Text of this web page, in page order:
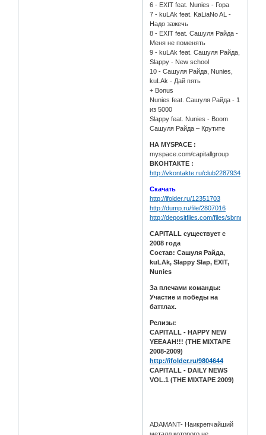
6 - EXIT feat. Nunies - Гора
7 - kuLAk feat. KaLiaNo AL -
Надо зажечь
8 - EXIT feat. Сашуля Райда -
Меня не поменять
9 - kuLAk feat. Сашуля Райда,
Slappy - New school
10 - Сашуля Райда, Nunies,
kuLAk - Дай пять
+ Bonus
Nunies feat. Сашуля Райда - 1
из 5000
Slappy feat. Nunies - Boom
Сашуля Райда – Крутите
НА MYSPACE :
myspace.com/capitallgroup
ВКОНТАКТЕ :
http://vkontakte.ru/club2287934
Скачать
http://ifolder.ru/12351703
http://dump.ru/file/2807016
http://depositfiles.com/files/sbrnrcswi
CAPITALL существует с
2008 года
Состав: Сашуля Райда,
kuLAk, Slappy Slap, EXIT,
Nunies
За плечами команды:
Участие и победы на
баттлах.
Релизы:
CAPITALL - HAPPY NEW
YEEAAH!!! (THE MIXTAPE
2008-2009)
http://ifolder.ru/9804644
CAPITALL - DAILY NEWS
VOL.1 (THE MIXTAPE 2009)
ADAMANT- Наикрепчайший